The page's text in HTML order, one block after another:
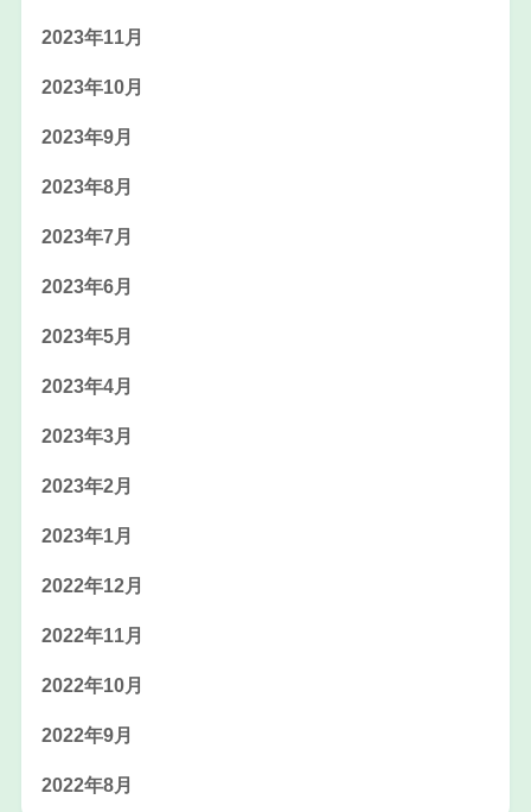
2023年11月
2023年10月
2023年9月
2023年8月
2023年7月
2023年6月
2023年5月
2023年4月
2023年3月
2023年2月
2023年1月
2022年12月
2022年11月
2022年10月
2022年9月
2022年8月